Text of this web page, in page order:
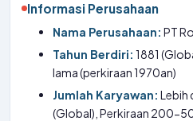
Informasi Perusahaan
Nama Perusahaan: PT
Tahun Berdiri: 1881
lama (perkiraan 1970an)
Jumlah Karyawan: Lebih
(Global), Perkiraan 200-